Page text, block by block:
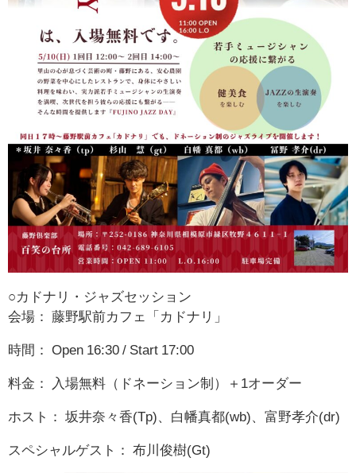
○カドナリ・ジャズセッション
会場： 藤野駅前カフェ「カドナリ」
時間： Open 16:30 / Start 17:00
料金： 入場無料（ドネーション制）＋1オーダー
ホスト： 坂井奈々香(Tp)、白幡真都(wb)、富野孝介(dr)
スペシャルゲスト： 布川俊樹(Gt)